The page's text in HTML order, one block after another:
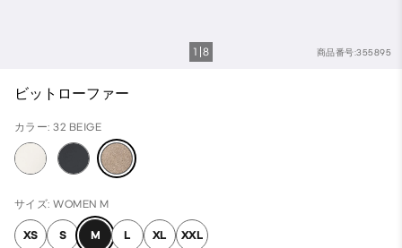
商品番号:355895
1 8
ビットローファー
カラー: 32 BEIGE
サイズ: WOMEN M
XS S M L XL XXL